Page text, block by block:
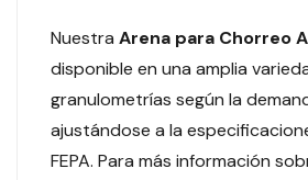
Nuestra Arena para Chorreo
disponible en una amplia
granulometrías según la
ajustándose a la
FEPA. Para más información